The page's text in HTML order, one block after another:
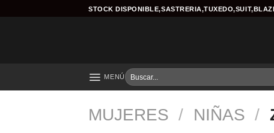
STOCK
MENÚ
Buscar
por:
MUJERES / NIÑAS /